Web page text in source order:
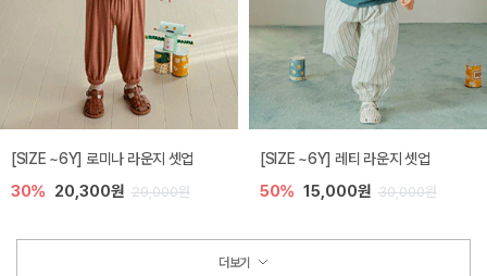
[SIZE ~6Y] 로미나 라운지 셋업
30% 20,300원 29,000원
[SIZE ~6Y] 레티 라운지 셋업
50% 15,000원 30,000원
더보기